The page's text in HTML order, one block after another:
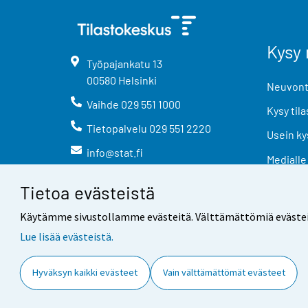
Tietoa evästeistä
Käytämme sivustollamme evästeitä. Välttämättömiä
Lue lisää evästeistä.
Hyväksyn kaikki evästeet Vain välttämättömät evästeet
Työpajankatu 13
00580 Helsinki
Vaihde 029 551 1000
Tietopalvelu 029 551 2220
info@stat.fi
Kysy
Usein
Medialle
Yhteystiedot Palaute